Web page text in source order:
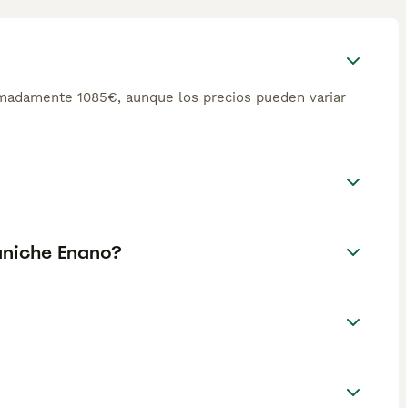
1085€, aunque los precios pueden variar
Enano?